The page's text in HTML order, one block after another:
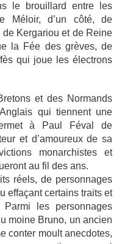
le brouillard entre les
Méloir, d’un côté, de
de Kergariou et de Reine
la Fée des grèves, de
qui joue les électrons
et des Normands
qui tiennent une
à Paul Féval de
et d’amoureux de sa
monarchistes et
au fil des ans.
réels, de personnages
effaçant certains traits et
les personnages
moine Bruno, un ancien
conter moult anecdotes,